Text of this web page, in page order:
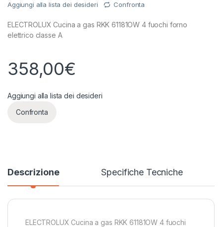
Aggiungi alla lista dei desideri Confronta
ELECTROLUX Cucina a gas RKK 61181OW 4 fuochi forno
elettrico classe A
358,00€
Aggiungi alla lista dei desideri
Confronta
Descrizione Specifiche Tecniche
ELECTROLUX Cucina a gas RKK 61181OW 4 fuochi